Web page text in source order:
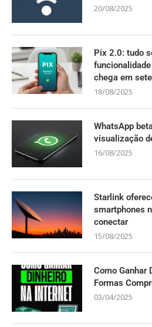
20/08/2025
Pix 2.0: tudo
chega em
18/08/2025
WhatsApp
visualização
16/08/2025
Starlink
smartphones
conectar
15/08/2025
Como Ganhar
Formas
03/04/2025